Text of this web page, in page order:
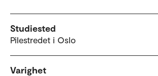
Studiested
Pilestredet i Oslo
Varighet